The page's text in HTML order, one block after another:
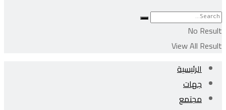
No Result
View All Result
الرئيسية
جهات
مجتمع